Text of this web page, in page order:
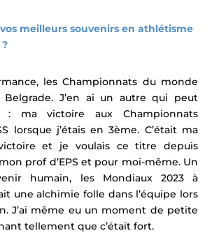
meilleurs souvenirs en athlétisme
les Championnats du monde
Belgrade. J’en ai un autre qui peut
: ma victoire aux Championnats
lorsque j’étais en 3ème. C’était ma
et je voulais ce titre depuis
prof d’EPS et pour moi-même. Un
humain, les Mondiaux 2023 à
une alchimie folle dans l’équipe lors
J’ai même eu un moment de petite
tellement que c’était fort.